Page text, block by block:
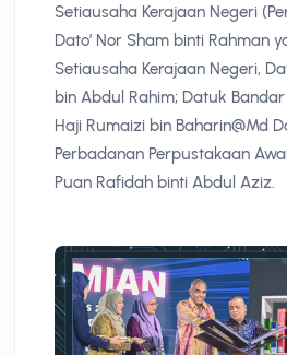
Setiausaha Kerajaan Negeri
Dato’ Nor Sham binti Rahman
Setiausaha Kerajaan Negeri,
bin Abdul Rahim; Datuk Bandar
Haji Rumaizi bin Baharin@Md
Perbadanan Perpustakaan
Puan Rafidah binti Abdul Aziz.